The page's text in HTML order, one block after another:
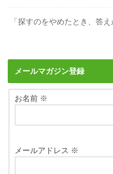
「探すのをやめたとき、答
メールマガジン登録
お名前 ※
メールアドレス ※